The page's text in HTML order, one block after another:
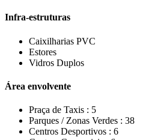
Infra-estruturas
Caixilharias PVC
Estores
Vidros Duplos
Área envolvente
Praça de Taxis : 5
Parques / Zonas Verdes : 38
Centros Desportivos : 6